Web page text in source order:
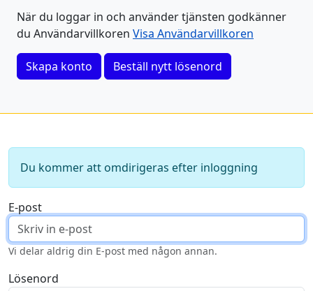
När du loggar in och använder tjänsten godkänner
du Användarvillkoren Visa Användarvillkoren
Skapa konto Beställ nytt lösenord
Du kommer att omdirigeras efter inloggning
E-post
Vi delar aldrig din E-post med någon annan.
Lösenord